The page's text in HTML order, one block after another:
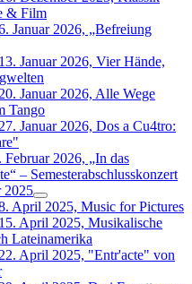
& Film
Januar 2026, „Befreiung
Januar 2026, Vier Hände,
Januar 2026, Alle Wege
Tango
Januar 2026, Dos a Cu4tro:
Februar 2026, „In das
– Semesterabschlusskonzert
2025
April 2025, Music for Pictures
April 2025, Musikalische
Lateinamerika
April 2025, "Entr'acte" von